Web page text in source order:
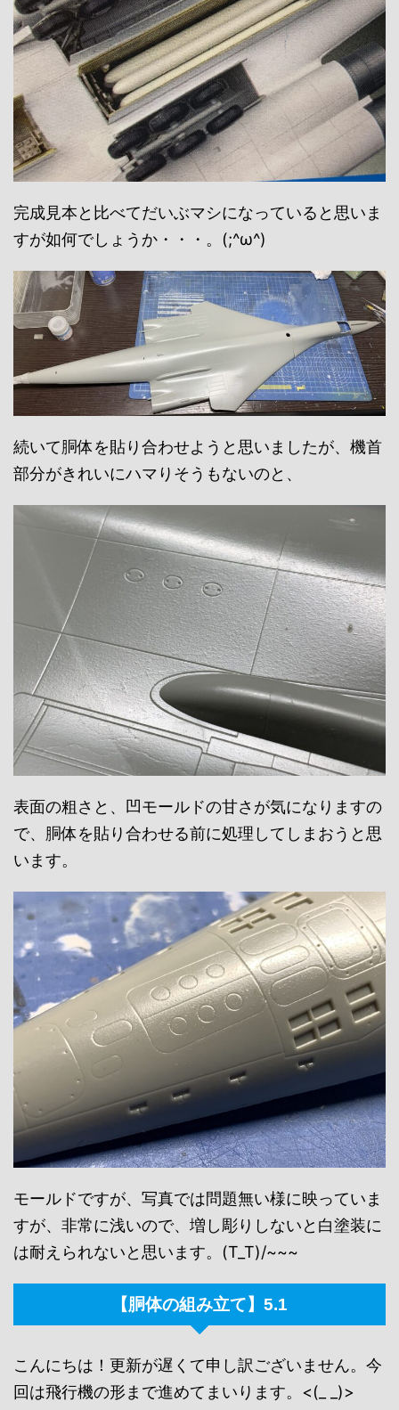
完成見本と比べてだいぶマシになっていると思いま
すが如何でしょうか・・・。(;^ω^)
続いて胴体を貼り合わせようと思いましたが、機首
部分がきれいにハマりそうもないのと、
表面の粗さと、凹モールドの甘さが気になりますの
で、胴体を貼り合わせる前に処理してしまおうと思
います。
モールドですが、写真では問題無い様に映っていま
すが、非常に浅いので、増し彫りしないと白塗装に
は耐えられないと思います。(T_T)/~~~
【胴体の組み立て】5.1
こんにちは！更新が遅くて申し訳ございません。今
回は飛行機の形まで進めてまいります。<(_ _)>